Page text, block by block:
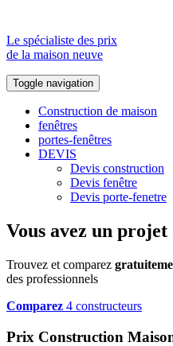
Le spécialiste des prix
de la maison neuve
Toggle navigation
Construction de maison
fenêtres
portes-fenêtres
DEVIS
Devis construction
Devis fenêtre
Devis porte-fenetre
Vous avez un
Trouvez et comparez
des professionnels
Comparez 4 constructeurs
Prix Construction